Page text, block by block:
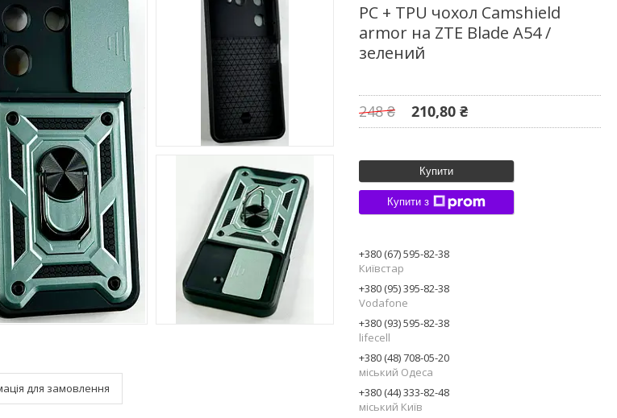
для замовлення
PC + TPU чохол Camshield
armor на ZTE Blade A54 /
зелений
248 ₴ 210,80 ₴
Купити
Купити з
+380 (67) 595-82-38
Київстар
+380 (95) 395-82-38
Vodafone
+380 (93) 595-82-38
lifecell
+380 (48) 708-05-20
міський Одеса
+380 (44) 333-82-48
міський Київ